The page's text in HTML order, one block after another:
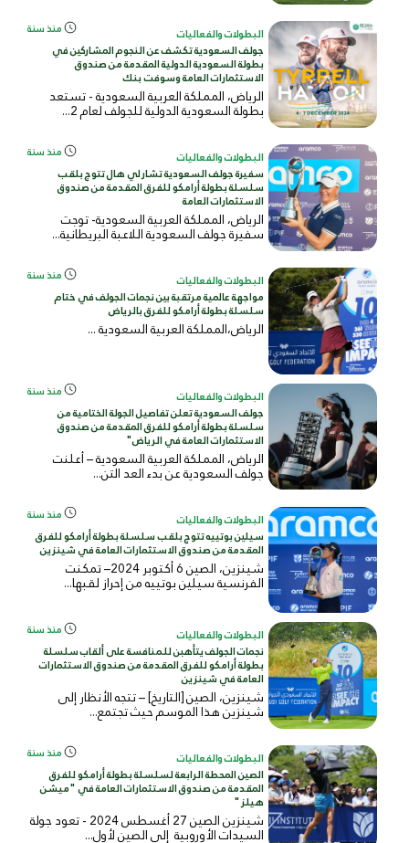
البطولات والفعاليات منذ سنة
جولف السعودية تكشف عن النجوم المشاركين في
بطولة السعودية الدولية المقدمة من صندوق
الاستثمارات العامة وسوفت بنك
الرياض، المملكة العربية السعودية - تستعد
بطولة السعودية الدولية للجولف لعام 2...
البطولات والفعاليات منذ سنة
سفيرة جولف السعودية تشارلي هال تتوج بلقب
سلسلة بطولة أرامكو للفرق المقدمة من صندوق
الاستثمارات العامة
الرياض، المملكة العربية السعودية- توجت
سفيرة جولف السعودية اللاعبة البريطانية...
البطولات والفعاليات منذ سنة
مواجهة عالمية مرتقبة بين نجمات الجولف في ختام
سلسلة بطولة أرامكو للفرق بالرياض
الرياض،المملكة العربيةالسعودية...
البطولات والفعاليات منذ سنة
جولف السعودية تعلن تفاصيل الجولة الختامية من
سلسلة بطولة أرامكو للفرق المقدمة من صندوق
الاستثمارات العامة في الرياض"
الرياض، المملكة العربية السعودية – أعلنت
جولف السعودية عن بدء العد التن...
البطولات والفعاليات منذ سنة
سيلين بوتييه تتوج بلقب سلسلة بطولة أرامكو للفرق
المقدمة من صندوق الاستثمارات العامة في شينزين
شينزين، الصين 6 أكتوبر 2024– تمكنت
الفرنسية سيلين بوتييه من إحراز لقبها...
البطولات والفعاليات منذ سنة
نجمات الجولف يتأهبن للمنافسة على ألقاب سلسلة
بطولة أرامكو للفرق المقدمة من صندوق الاستثمارات
العامة في شينزين
شينزين، الصين [التاريخ] – تتجه الأنظار إلى
شينزين هذا الموسم حيث تجتمع...
البطولات والفعاليات منذ سنة
الصين المحطة الرابعة لسلسلة بطولة أرامكو للفرق
المقدمة من صندوق الاستثمارات العامة في "ميشن
هيلز"
شينزين الصين 27 أغسطس 2024 - تعود جولة
السيدات الأوروبية إلى الصين لأول...